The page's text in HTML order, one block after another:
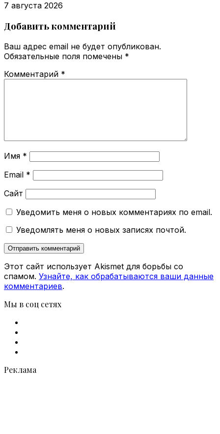
7 августа 2026
Добавить комментарий
Ваш адрес email не будет опубликован.
Обязательные поля помечены *
Комментарий *
Имя *
Email *
Сайт
Уведомить меня о новых комментариях по email.
Уведомлять меня о новых записях почтой.
Этот сайт использует Akismet для борьбы со
спамом. Узнайте, как обрабатываются ваши данные
комментариев.
Мы в соц сетях
Реклама